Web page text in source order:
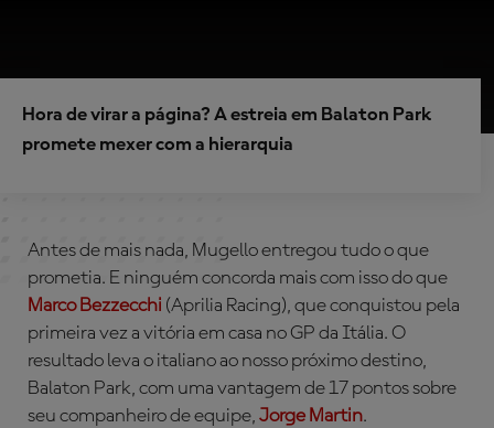
Hora de virar a página? A estreia em Balaton Park
promete mexer com a hierarquia
Antes de mais nada, Mugello entregou tudo o que
prometia. E ninguém concorda mais com isso do que
Marco Bezzecchi (Aprilia Racing), que conquistou pela
primeira vez a vitória em casa no GP da Itália. O
resultado leva o italiano ao nosso próximo destino,
Balaton Park, com uma vantagem de 17 pontos sobre
seu companheiro de equipe, Jorge Martin.